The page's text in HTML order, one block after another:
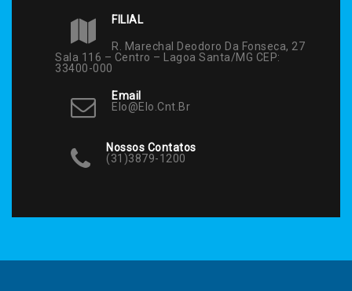
FILIAL
R. Marechal Deodoro Da Fonseca, 27
Sala 116 – Centro – Lagoa Santa/MG CEP:
33400-000
Email
Elo@elo.cnt.br
Nossos Contatos
(31)3879-1200